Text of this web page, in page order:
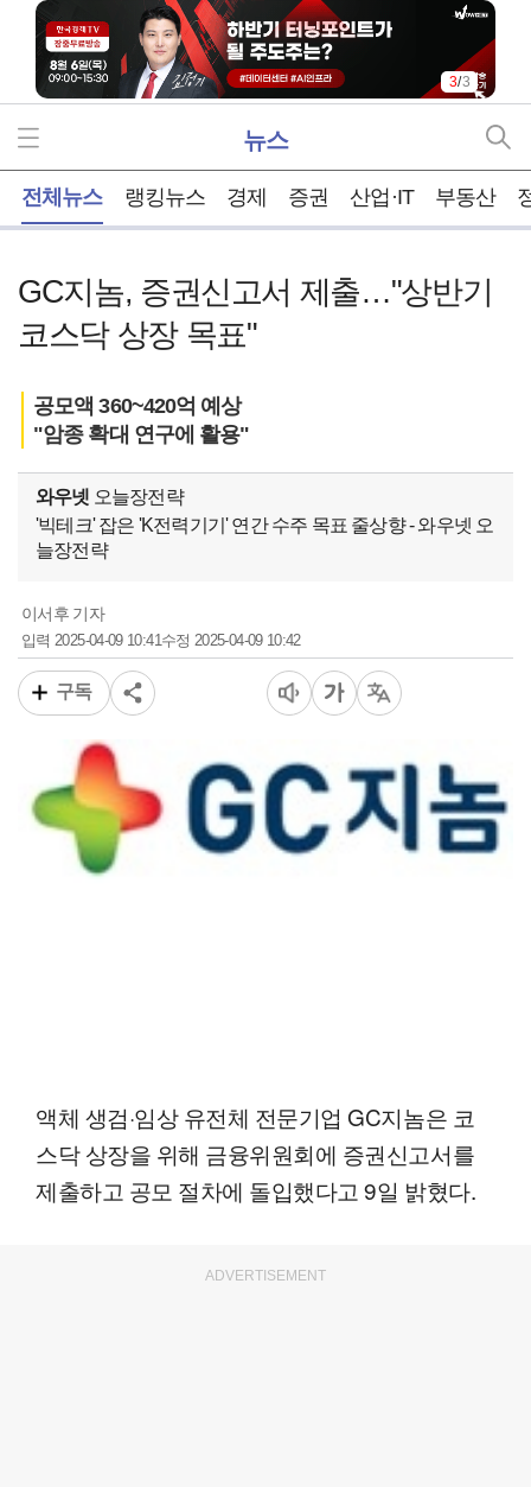
3/3
뉴스
전체뉴스 랭킹뉴스 경제 증권 산업·IT 부동산
GC지놈, 증권신고서 제출…"상반기
코스닥 상장 목표"
공모액 360~420억 예상
"암종 확대 연구에 활용"
와우넷 오늘장전략
'빅테크' 잡은 'K전력기기' 연간 수주 목표 줄상향 - 와우넷 오
늘장전략
이서후 기자
입력 2025-04-09 10:41 수정 2025-04-09 10:42
구독
액체 생검·임상 유전체 전문기업 GC지놈은 코
스닥 상장을 위해 금융위원회에 증권신고서를
제출하고 공모 절차에 돌입했다고 9일 밝혔다.
ADVERTISEMENT